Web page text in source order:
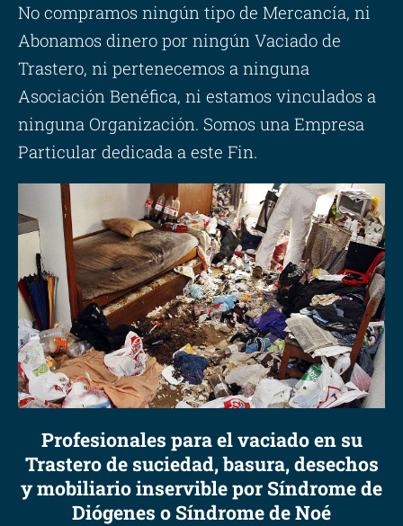
No compramos ningún tipo de Mercancía, ni
Abonamos dinero por ningún Vaciado de
Trastero, ni pertenecemos a ninguna
Asociación Benéfica, ni estamos vinculados a
ninguna Organización. Somos una Empresa
Particular dedicada a este Fin.
Profesionales para el vaciado en su
Trastero de suciedad, basura, desechos
y mobiliario inservible por Síndrome de
Diógenes o Síndrome de Noé